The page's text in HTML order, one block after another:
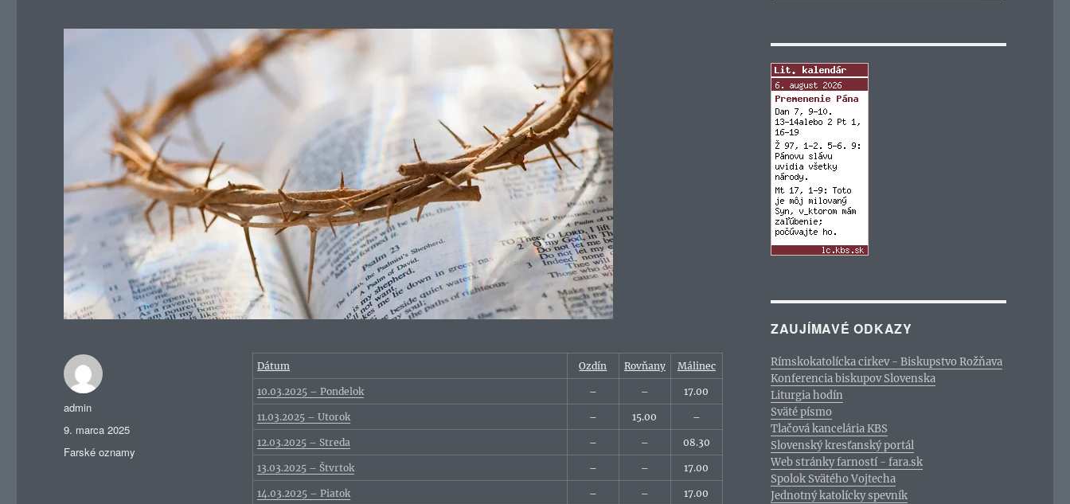
Dátum Ozdín Rovňany Málinec
10.03.2025 – Pondelok – – 17.00
11.03.2025 – Utorok – 15.00 –
12.03.2025 – Streda – – 08.30
13.03.2025 – Štvrtok – – 17.00
14.03.2025 – Piatok – – 17.00
Autor
admin
Publikované
9. marca 2025
Kategórie
Farské oznamy
ZAUJÍMAVÉ ODKAZY
Rímskokatolícka cirkev - Biskupstvo Rožňava
Konferencia biskupov Slovenska
Liturgia hodín
Sväté písmo
Tlačová kancelária KBS
Slovenský kresťanský portál
Web stránky farností - fara.sk
Spolok Svätého Vojtecha
Jednotný katolícky spevník